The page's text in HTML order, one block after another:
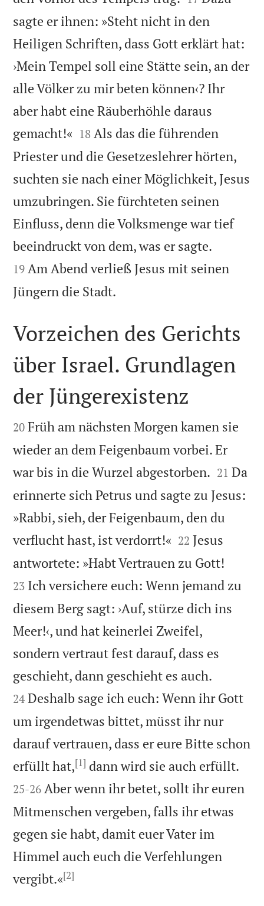
sagte er ihnen: »Steht nicht in den
Heiligen Schriften, dass Gott erklärt hat:
›Mein Tempel soll eine Stätte sein, an der
alle Völker zu mir beten können‹? Ihr
aber habt eine Räuberhöhle daraus
gemacht!« 

18 Als das die führenden
Priester und die Gesetzeslehrer hörten,
suchten sie nach einer Möglichkeit, Jesus
umzubringen. Sie fürchteten seinen
Einfluss, denn die Volksmenge war tief
beeindruckt von dem, was er sagte.
19 Am Abend verließ Jesus mit seinen
Jüngern die Stadt.

Vorzeichen des Gerichts
über Israel. Grundlagen
der Jüngerexistenz

20 Früh am nächsten Morgen kamen sie
wieder an dem Feigenbaum vorbei. Er
war bis in die Wurzel abgestorben. 

21 Da
erinnerte sich Petrus und sagte zu Jesus:
»Rabbi, sieh, der Feigenbaum, den du
verflucht hast, ist verdorrt!« 

22 Jesus
antwortete: »Habt Vertrauen zu Gott!
23 Ich versichere euch: Wenn jemand zu
diesem Berg sagt: ›Auf, stürze dich ins
Meer!‹, und hat keinerlei Zweifel,
sondern vertraut fest darauf, dass es
geschieht, dann geschieht es auch.
24 Deshalb sage ich euch: Wenn ihr Gott
um irgendetwas bittet, müsst ihr nur
darauf vertrauen, dass er eure Bitte schon
erfüllt hat,[1] dann wird sie auch erfüllt.
25-26 Aber wenn ihr betet, sollt ihr euren
Mitmenschen vergeben, falls ihr etwas
gegen sie habt, damit euer Vater im
Himmel auch euch die Verfehlungen
vergibt.«[2]